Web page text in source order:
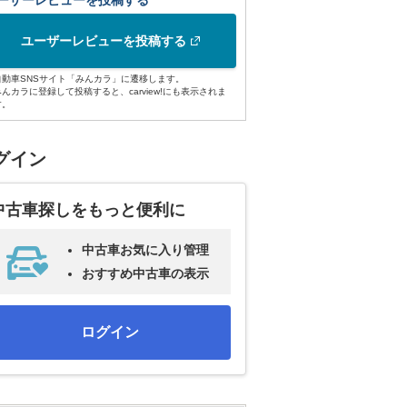
ユーザーレビューを投稿する
車SNSサイト「みんカラ」に遷移します。
んカラに登録して投稿すると、carview!にも表示されま
イン
古車探しをもっと便利に
中古車お気に入り管理
おすすめ中古車の表示
ログイン